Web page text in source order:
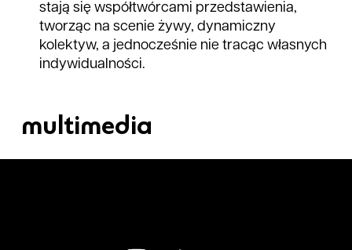
stają się współtwórcami przedstawienia,
tworząc na scenie żywy, dynamiczny
kolektyw, a jednocześnie nie tracąc własnych
indywidualności.
multimedia